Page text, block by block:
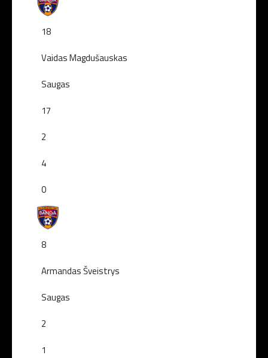
18
Vaidas Magdušauskas
Saugas
17
2
4
0
8
Armandas Šveistrys
Saugas
2
1